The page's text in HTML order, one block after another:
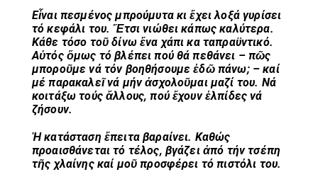
Εἶναι πεσμένος μπρούμυτα κι ἔχει λοξά γυρίσει
τό κεφάλι του. Ἔτσι νιώθει κάπως καλύτερα.
Κάθε τόσο τοῦ δίνω ἕνα χάπι κα ταπραϋντικό.
Αὐτός ὅμως τό βλέπει πού θά πεθάνει – πῶς
μποροῦμε νά τόν βοηθήσουμε ἐδῶ πάνω; – καί
μέ παρακαλεῖ νά μήν ἀσχολοῦμαι μαζί του. Νά
κοιτάξω τούς ἄλλους, πού ἔχουν ἐλπίδες νά
ζήσουν.
Ἡ κατάσταση ἔπειτα βαραίνει. Καθώς
προαισθάνεται τό τέλος, βγάζει ἀπό τήν τσέπη
τῆς χλαίνης καί μοῦ προσφέρει τό πιστόλι του.